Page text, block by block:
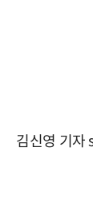
김신영 기